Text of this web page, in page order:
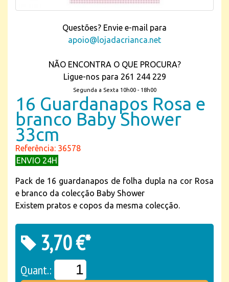
Questões? Envie e-mail para
apoio@lojadacrianca.net
NÃO ENCONTRA O QUE PROCURA?
Ligue-nos para 261 244 229
Segunda a Sexta 10h00 - 18h00
16 Guardanapos Rosa e
branco Baby Shower
33cm
Referência: 36578
ENVIO 24H
Pack de 16 guardanapos de folha dupla na cor Rosa
e branco da colecção Baby Shower
Existem pratos e copos da mesma colecção.
3,70 €*
Quant.: